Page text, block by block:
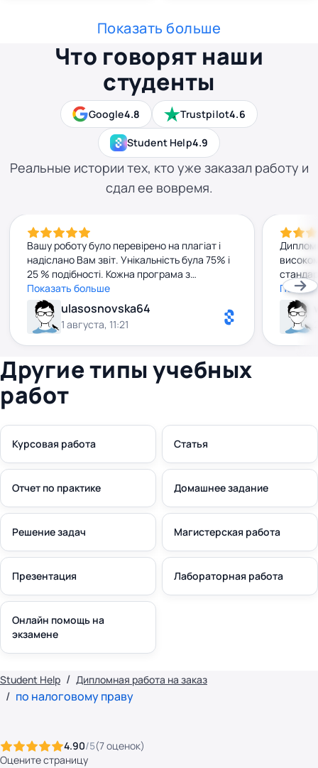
Показать больше
Google4.8 Trustpilot4.6
Student Help4.9
Что говорят наши
студенты
Реальные истории тех, кто уже заказал работу и
сдал ее вовремя.
Вашу роботу було перевірено на плагіат і
надіслано Вам звіт. Унікальність була 75% і
25 % подібності. Кожна програма з
перевірки може мати похибку на кілька
відсотків та визначати окремо відсоток
плагіату та відсоток унікальнсоті. Будь
ласка, не плутайте ці 2 різні поняття. До
того ж, за Вашим проханням, робота була
надіслана Вам раніше вказаного терміну.
Якщо щось зроблено не за вимогами Ви
можете звернутися для доопрацювання.
Показать больше
ulasosnovska64
1 августа, 11:21
Дуже
Другие типы учебных
работ
Курсовая работа Статья
Отчет по практике Домашнее задание
Решение задач Магистерская работа
Презентация Лабораторная работа
Онлайн помощь на
экзамене
Student Help Дипломная работа на заказ
по налоговому праву
4.90/5(7оценок)
Оцените страницу